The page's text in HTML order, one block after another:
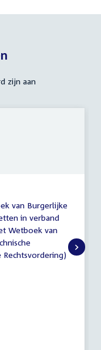
zijn aan
van Burgerlijke
in verband
Wetboek van